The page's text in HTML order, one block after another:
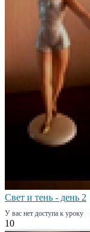
Свет и тень - день 2
У вас нет доступа к уроку
10